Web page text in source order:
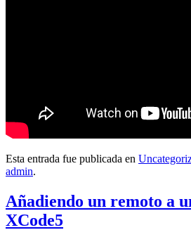
Esta entrada fue publicada en
admin.
Añadiendo un remoto a
XCode5